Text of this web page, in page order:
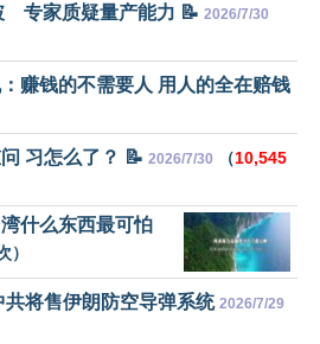
专家质疑量产能力 📝 2026/7/30
赚钱的不需要人 用人的全在赔钱
习怎么了？ 📝 2026/7/30 （10,545
什么东西最可怕
）
将售伊朗防空导弹系统 2026/7/29